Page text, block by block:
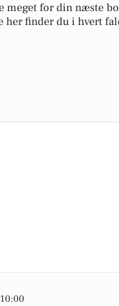
meget for din næste
finder du i hvert